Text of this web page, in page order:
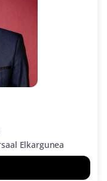
Elkargunea